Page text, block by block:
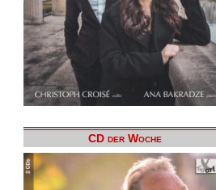
CD der Woche